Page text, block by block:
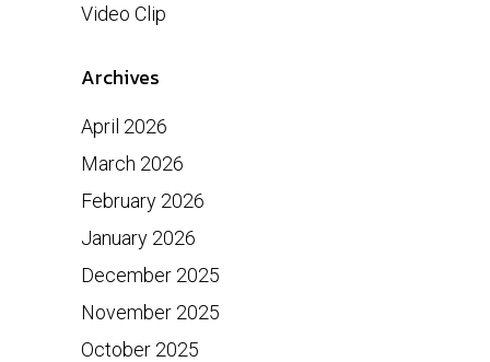
Video Clip
Archives
April 2026
March 2026
February 2026
January 2026
December 2025
November 2025
October 2025